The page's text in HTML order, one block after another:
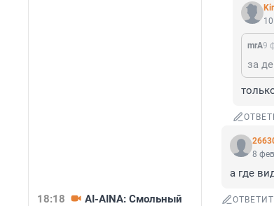
18:18
AI-AINA: Смольный
mrA9
за
8
а где